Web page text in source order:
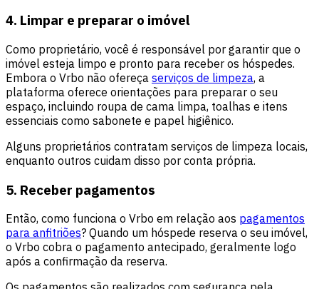
4. Limpar e preparar o imóvel
Como proprietário, você é responsável por garantir que o
imóvel esteja limpo e pronto para receber os hóspedes.
Embora o Vrbo não ofereça serviços de limpeza, a
plataforma oferece orientações para preparar o seu
espaço, incluindo roupa de cama limpa, toalhas e itens
essenciais como sabonete e papel higiênico.
Alguns proprietários contratam serviços de limpeza locais,
enquanto outros cuidam disso por conta própria.
5. Receber pagamentos
Então, como funciona o Vrbo em relação aos pagamentos
para anfitriões? Quando um hóspede reserva o seu imóvel,
o Vrbo cobra o pagamento antecipado, geralmente logo
após a confirmação da reserva.